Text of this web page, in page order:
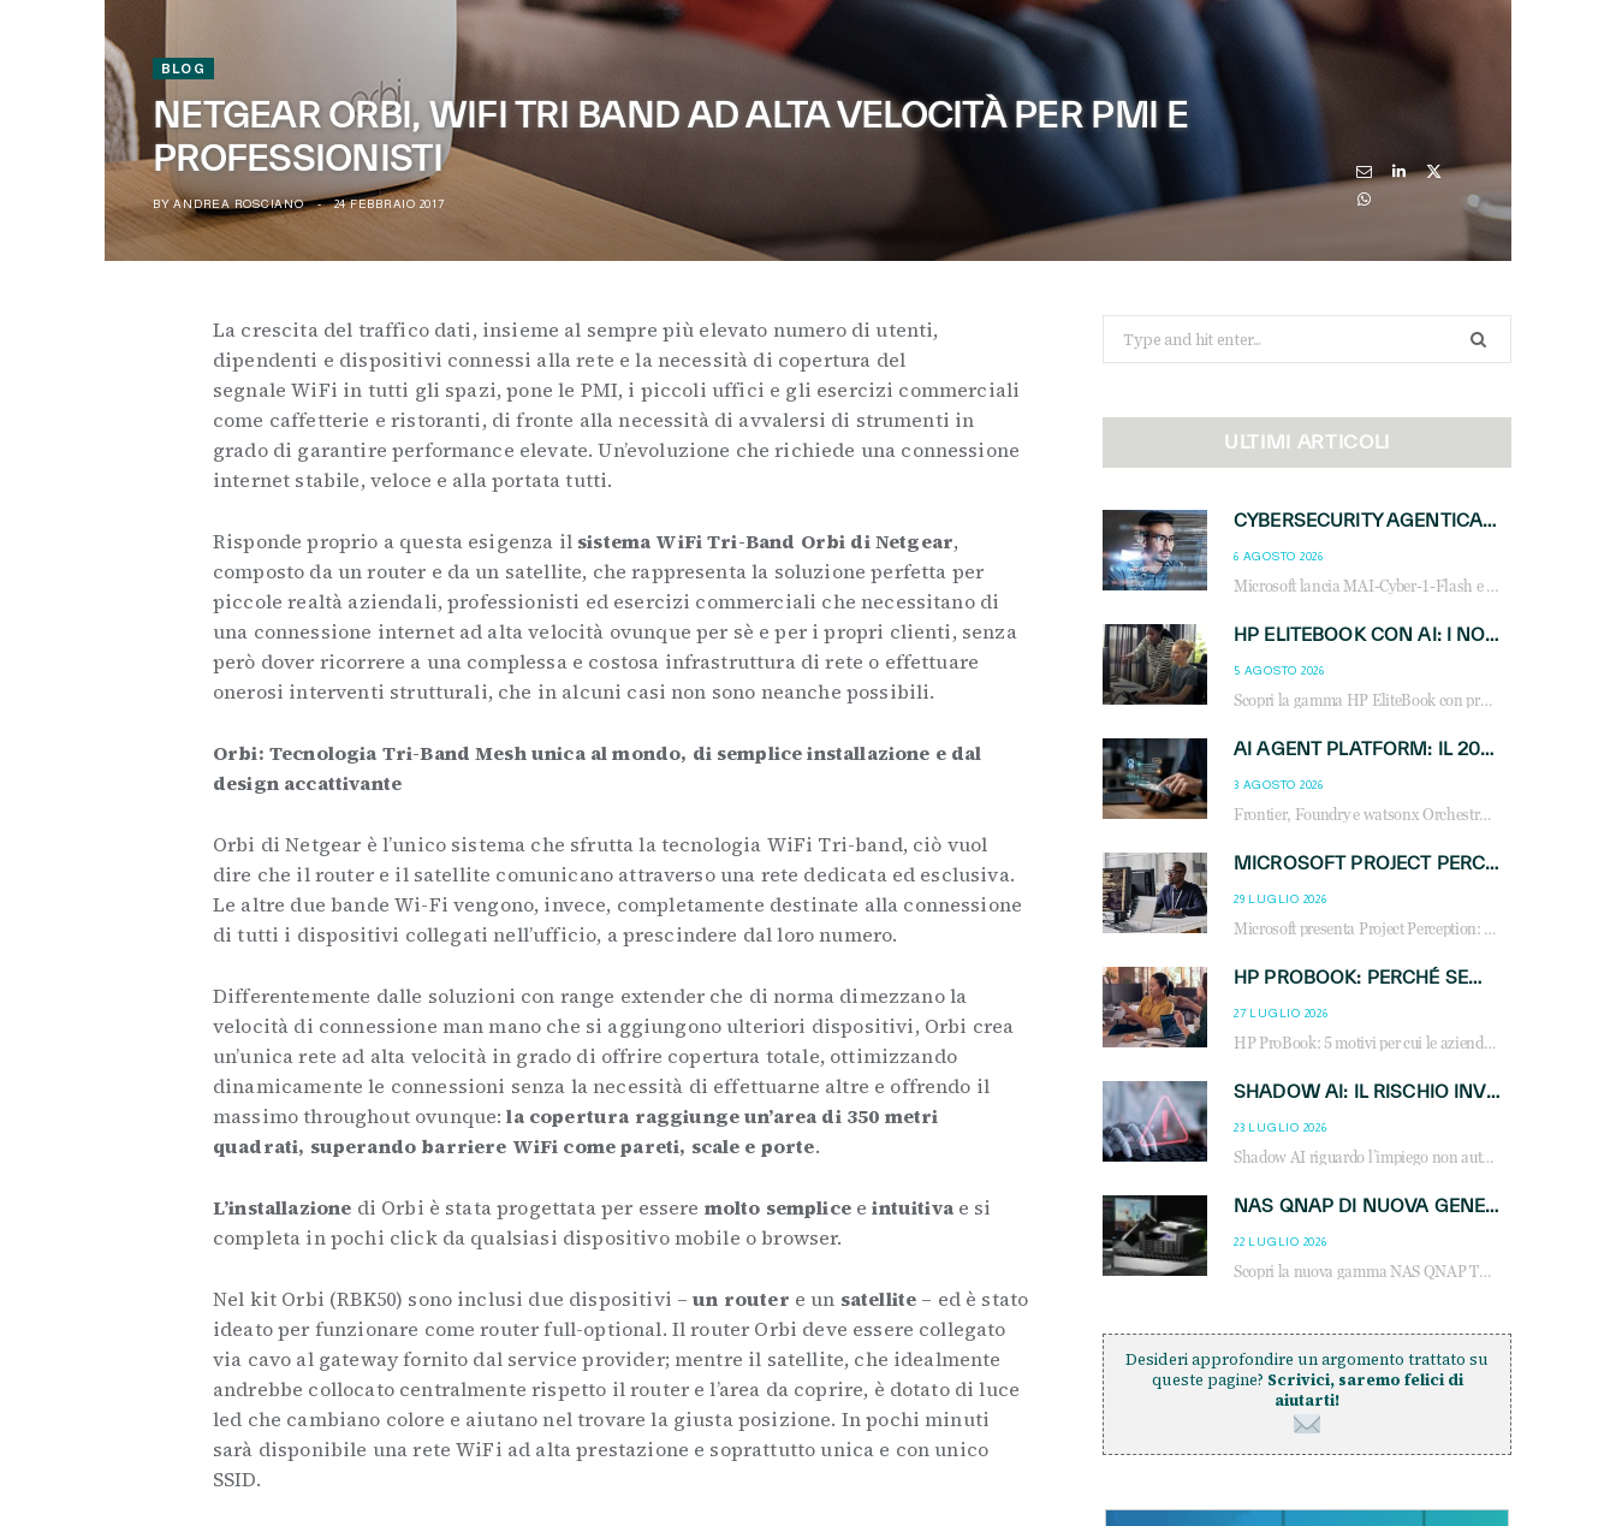
BLOG
NETGEAR ORBI, WIFI TRI BAND AD ALTA VELOCITÀ PER PMI E
PROFESSIONISTI
BY ANDREA ROSCIANO 24 FEBBRAIO 2017
La crescita del traffico dati, insieme al sempre più elevato numero di utenti,
dipendenti e dispositivi connessi alla rete e la necessità di copertura del
segnale WiFi in tutti gli spazi, pone le PMI, i piccoli uffici e gli esercizi commerciali
come caffetterie e ristoranti, di fronte alla necessità di avvalersi di strumenti in
grado di garantire performance elevate. Un’evoluzione che richiede una connessione
internet stabile, veloce e alla portata tutti.
Risponde proprio a questa esigenza il sistema WiFi Tri-Band Orbi di Netgear,
composto da un router e da un satellite, che rappresenta la soluzione perfetta per
piccole realtà aziendali, professionisti ed esercizi commerciali che necessitano di
una connessione internet ad alta velocità ovunque per sè e per i propri clienti, senza
però dover ricorrere a una complessa e costosa infrastruttura di rete o effettuare
onerosi interventi strutturali, che in alcuni casi non sono neanche possibili.
Orbi: Tecnologia Tri-Band Mesh unica al mondo, di semplice installazione e dal
design accattivante
Orbi di Netgear è l’unico sistema che sfrutta la tecnologia WiFi Tri-band, ciò vuol
dire che il router e il satellite comunicano attraverso una rete dedicata ed esclusiva.
Le altre due bande Wi-Fi vengono, invece, completamente destinate alla connessione
di tutti i dispositivi collegati nell’ufficio, a prescindere dal loro numero.
Differentemente dalle soluzioni con range extender che di norma dimezzano la
velocità di connessione man mano che si aggiungono ulteriori dispositivi, Orbi crea
un’unica rete ad alta velocità in grado di offrire copertura totale, ottimizzando
dinamicamente le connessioni senza la necessità di effettuarne altre e offrendo il
massimo throughout ovunque:la copertura raggiunge un’area di 350 metri
quadrati, superando barriere WiFi come pareti, scale e porte.
L’installazione di Orbi è stata progettata per essere molto semplice e intuitivae si
completa in pochi click da qualsiasi dispositivo mobile o browser.
Nel kit Orbi (RBK50) sono inclusi due dispositivi –un router e un satellite – ed è stato
ideato per funzionare come router full-optional. Il router Orbi deve essere collegato
via cavo al gateway fornito dal service provider; mentre il satellite, che idealmente
andrebbe collocato centralmente rispetto il router e l’area da coprire, è dotato di luce
led che cambiano colore e aiutano nel trovare la giusta posizione. In pochi minuti
sarà disponibile una rete WiFi ad alta prestazione e soprattutto unica e con unico
SSID.
for:
ULTIMI ARTICOLI
CYBERSECURITY AGENTICA: CON PERCEPTION E MAI-CYBER-1-FLASH MICROSOFT APRE NUOVI SERVIZI PER IL CANALE
6 AGOSTO 2026
Microsoft lancia MAI-Cyber-1-Flash e Perception: cybersecurity agentica in preview dal 3 novembre. Cosa cambia per MSP, system integrator e reseller.
HP ELITEBOOK CON AI: I NOTEBOOK BUSINESS INTELLIGENTI CHE TRASFORMANO PRODUTTIVITÀ, SICUREZZA E LAVORO IBRIDO
5 AGOSTO 2026
Scopri la gamma HP EliteBook con processori Intel® Core™ Ultra e AMD Ryzen™ AI. Notebook business progettati per aumentare la produttività, migliorare la collaborazione e garantire sicurezza avanzata in ufficio e in mobilità.
AI AGENT PLATFORM: IL 2026 È L’ANNO DEL «SISTEMA OPERATIVO» PER GLI AGENTI AZIENDALI
3 AGOSTO 2026
Frontier, Foundry e watsonx Orchestrate: la guerra delle piattaforme AI agent ridisegna il mercato IT. Cosa cambia per reseller, MSP e system integrator.
MICROSOFT PROJECT PERCEPTION: COME GLI AGENTI AI CAMBIERANNO SOC, CYBERSECURITY E SERVIZI MSP
29 LUGLIO 2026
Microsoft presenta Project Perception: scopri come gli agenti AI possono trasformare cybersecurity, SOC e servizi gestiti degli MSP.
HP PROBOOK: PERCHÉ SEMPRE PIÙ AZIENDE SCELGONO NOTEBOOK PROGETTATI PER IL LAVORO MODERNO
27 LUGLIO 2026
HP ProBook: 5 motivi per cui le aziende scelgono i notebook business HP per migliorare produttività, sicurezza e gestione dell’AI.
SHADOW AI: IL RISCHIO INVISIBILE CHE LE AZIENDE POSSONO GOVERNARE
23 LUGLIO 2026
Shadow AI riguardo l’impiego non autorizzato di sistemi AI all’interno dell’azienda. E’ una pratica che si diffonde a partire dai dipendenti fino ai dirigenti e mette a repentaglio la cybersecurity, con costi più elevati per le organizzazioni. Due recenti report illustrano il fenomeno e forniscono dati in merito
NAS QNAP DI NUOVA GENERAZIONE: PIÙ PRESTAZIONI, SCALABILITÀ E PROTEZIONE DEI DATI PER LE INFRASTRUTTURE IT MODERNE
22 LUGLIO 2026
Scopri la nuova gamma NAS QNAP TS-h1465U-RP, TS-h1065eU e TS-h665U: storage aziendale con ZFS, DDR5, E1.S NVMe e connettività 2.5GbE per backup, virtualizzazione e cybersecurity.
Desideri approfondire un argomento trattato su
queste pagine? Scrivici, saremo felici di
aiutarti!